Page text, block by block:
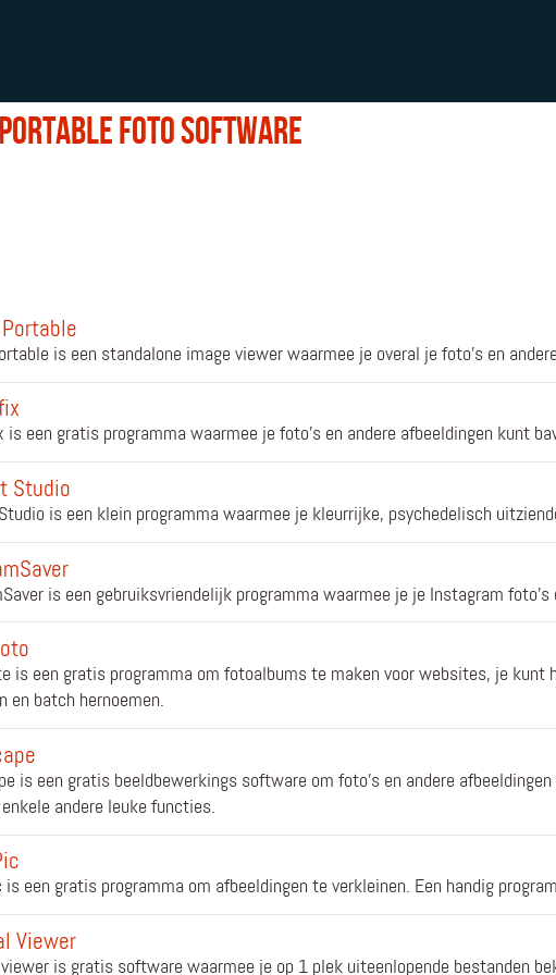
foto software
is een standalone image viewer waarmee je overal je foto's en
is een gratis programma waarmee je foto's en andere afbeeldingen kunt
Studio
is een klein programma waarmee je kleurrijke, psychedelisch
is een gebruiksvriendelijk programma waarmee je je Instagram
is een gratis programma om fotoalbums te maken voor websites, je kunt
en batch hernoemen.
is een gratis beeldbewerkings software om foto's en andere
andere leuke functies.
is een gratis programma om afbeeldingen te verkleinen. Een handig
Viewer
is gratis software waarmee je op 1 plek uiteenlopende bestanden